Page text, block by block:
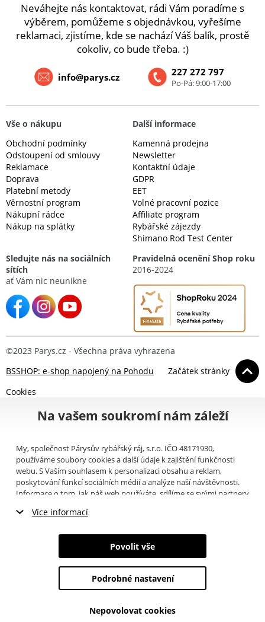
Neváhejte nás kontaktovat, rádi Vám poradíme s
výběrem, pomůžeme s objednávkou, vyřešíme
reklamaci, zjistíme, kde se nachází Váš balík, prostě
cokoliv, co bude třeba. :)
227 272 797
Po-Pá: 9:00-17:00
info@parys.cz
Vše o nákupu
Obchodní podmínky
Odstoupení od smlouvy
Reklamace
Doprava
Platební metody
Věrnostní program
Nákupní rádce
Nákup na splátky
Další informace
Kamenná prodejna
Newsletter
Kontaktní údaje
GDPR
EET
Volné pracovní pozice
Affiliate program
Rybářské zájezdy
Shimano Rod Test Center
Sledujte nás na sociálních
sítích
ať Vám nic neunikne
Pravidelná ocenění Shop roku
2016-2024
©2023 Parys.cz - Všechna práva vyhrazena
BSSHOP: e-shop napojený na Pohodu
Začátek stránky
Cookies
Na vašem soukromí nám záleží
My, společnost Párysův rybářský ráj, s.r.o. IČO 48171930,
používáme soubory cookies a další údaje k zajištění funkčnosti
webu. S Vaším souhlasem k personalizaci obsahu a reklam,
poskytování funkcí sociálních médií a analýze naší návštěvnosti.
Informace o tom, jak náš web používáte, sdílíme se svými partnery
můžete přečíst, jak tyto informace Google používá. Partneři tyto
poskytli nebo které získali v důsledku toho, že používáte jejich
služby. Tyto údaje zahrnují cookies, data z dalších úložišť, IP
adresu a další informace spojené s prohlížením webu. Svůj souhlas
Více informací
Nezbytné cookies
Marketingové cookies
Analytické cookies
Údaje o uživatelích
Povolit vše
Podrobné nastavení
Nepovolovat cookies